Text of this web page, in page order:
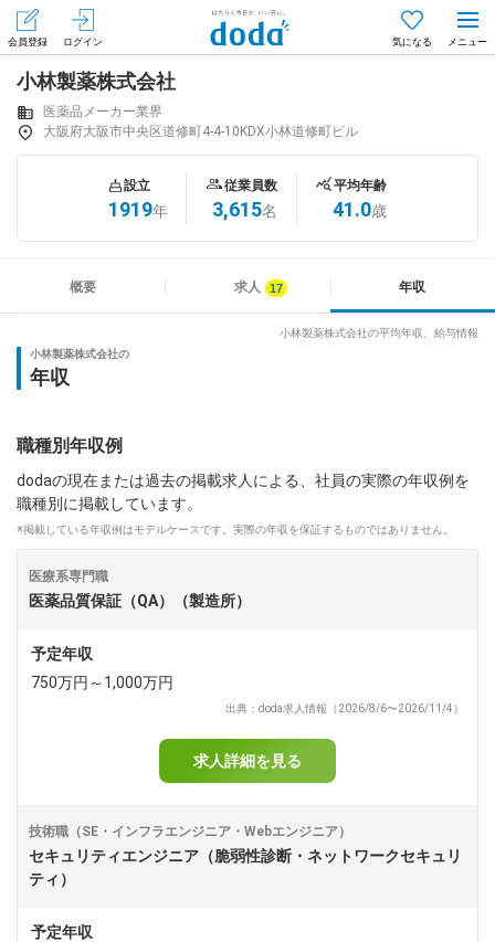
会員登録 ログイン 気になる
会員登録（無料）
はじめてdodaをご利用される方へ
求人を紹介してもらう
知りたい・聞きたい
専門サイト
dodaチャットサポート
自動案内は24時間365日対応
転職の「モヤモヤ」、一人で悩まず
気軽に相談してみませんか？
今の仕事を続けるべき？
サイトマップ
小林製薬株式会社
医薬品メーカー業界
大阪府大阪市中央区道修町4-4-10KDX小林道修町ビル
設立
1919年
従業員数
3,615名
平均年齢
41.0歳
概要 求人 年収
小林製薬株式会社の平均年収、給与情報
小林製薬株式会社の
年収
職種別年収例
dodaの現在または過去の掲載求人による、社員の実際の年収例を
職種別に掲載しています。
※掲載している年収例はモデルケースです。実際の年収を保証するものではありません。
医療系専門職
医薬品質保証（QA）（製造所）
予定年収
750万円～1,000万円
出典：doda求人情報（2026/8/6〜2026/11/4）
求人詳細を見る
技術職（SE・インフラエンジニア・Webエンジニア）
セキュリティエンジニア（脆弱性診断・ネットワークセキュリ
ティ）
予定年収